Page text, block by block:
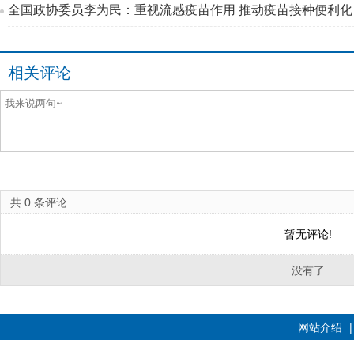
全国政协委员李为民：重视流感疫苗作用 推动疫苗接种便利化
相关评论
共 0 条评论
暂无评论!
没有了
网站介绍